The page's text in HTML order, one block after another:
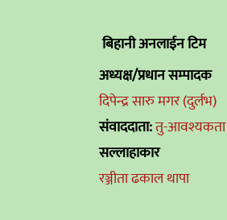
बिहानी अनलाईन टिम
अध्यक्ष/प्रधान सम्पादक
दिपेन्द्र सारु मगर (दुर्लभ)
संवाददाता:तु-आवश्यकता
सल्लाहाकार
रञ्जीता ढकाल थापा